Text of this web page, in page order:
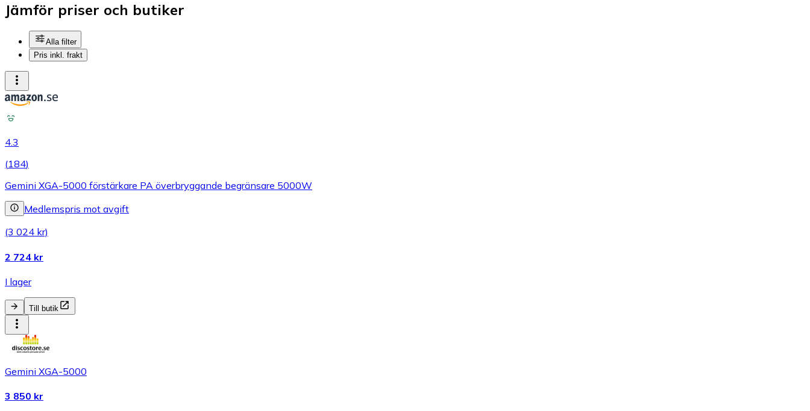
Jämför priser och butiker
Alla filter
Pris inkl. frakt
4.3
(184)
Gemini XGA-5000 förstärkare PA överbryggande begränsare 5000W
Medlemspris mot avgift
(3 024 kr)
2 724 kr
I lager
Till butik
Gemini XGA-5000
3 850 kr